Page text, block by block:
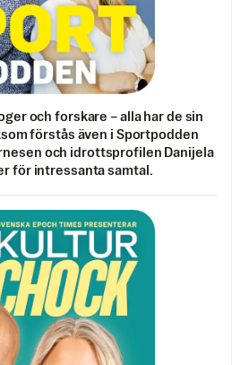
och forskare – alla har de sin
förstås även i Sportpodden
och idrottsprofilen Danijela
för intressanta samtal.